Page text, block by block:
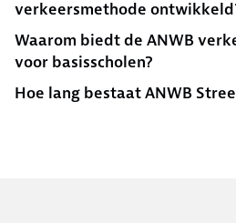
verkeersmethode
Waarom biedt de ANWB
voor basisscholen?
Hoe lang bestaat ANWB